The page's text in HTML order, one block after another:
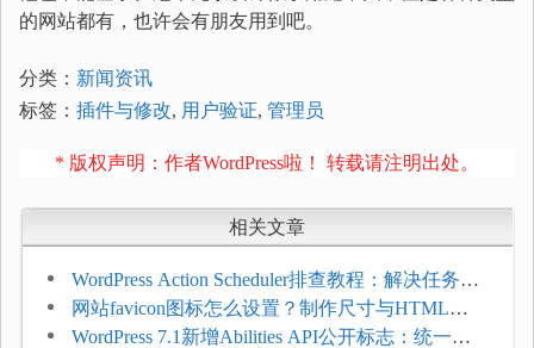
的网站都有，也许会有朋友用到吧。
分类： 新闻资讯
标签： 插件与修改, 用户验证, 管理员
* 版权声明：作者WordPress啦！ 转载请注明出处。
相关文章
WordPress Action Scheduler排查教程：解决任务积
压和订单延迟
网站favicon图标怎么设置？制作尺寸与HTML添
加方法
WordPress 7.1新增Abilities API公开标志：统一支